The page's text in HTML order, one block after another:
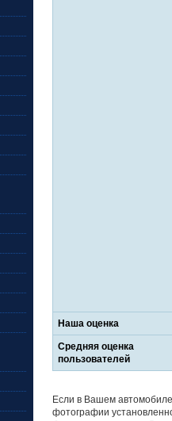
Наша оценка
Средняя оценка
пользователей
Если в Вашем
фотографии